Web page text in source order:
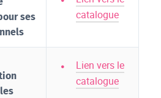
ses
catalogue
Lien vers le
catalogue